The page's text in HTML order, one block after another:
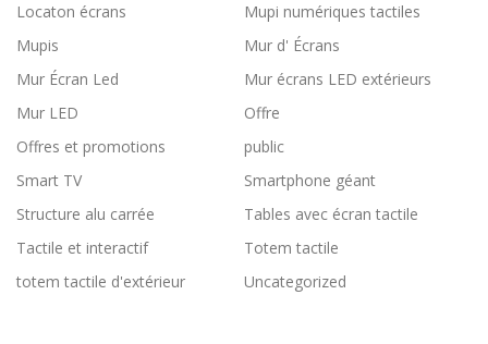
Locaton écrans
Mupi numériques tactiles
Mupis
Mur d' Écrans
Mur Écran Led
Mur écrans LED extérieurs
Mur LED
Offre
Offres et promotions
public
Smart TV
Smartphone géant
Structure alu carrée
Tables avec écran tactile
Tactile et interactif
Totem tactile
totem tactile d'extérieur
Uncategorized